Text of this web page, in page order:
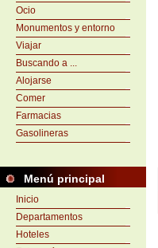
Ocio
Monumentos y entorno
Viajar
Buscando a ...
Alojarse
Comer
Farmacias
Gasolineras
Menú principal
Inicio
Departamentos
Hoteles